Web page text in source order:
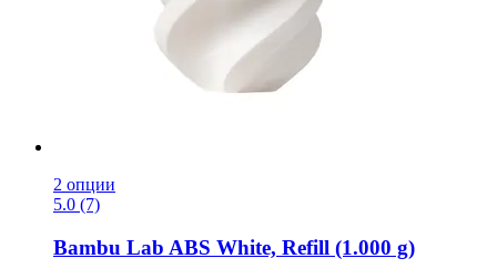
2 опции
5.0 (7)
Bambu Lab ABS White, Refill (1.000 g)